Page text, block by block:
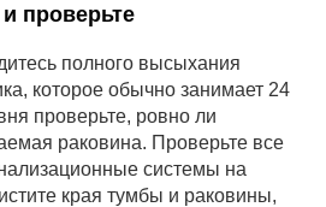
проверьте
полного высыхания
которое обычно занимает 24
проверьте, ровно ли
раковина. Проверьте все
системы на
края тумбы и раковины,